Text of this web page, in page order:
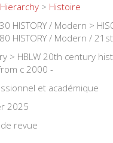
> Histoire
HISTORY / Modern >
HISTORY / Modern /
> HBLW 20th century
c 2000 -
et académique
2025
revue